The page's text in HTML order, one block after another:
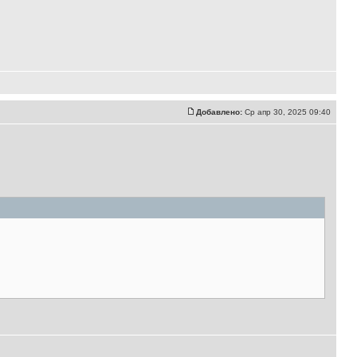
Добавлено: Ср апр 30, 2025 09:40